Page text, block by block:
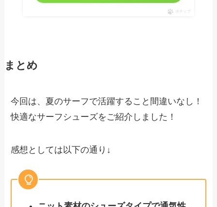
ポチップ
まとめ
今回は、夏のサーフで活躍すること間違いなし！
快適なサーフシューズをご紹介しました！
感想としては以下の通り↓